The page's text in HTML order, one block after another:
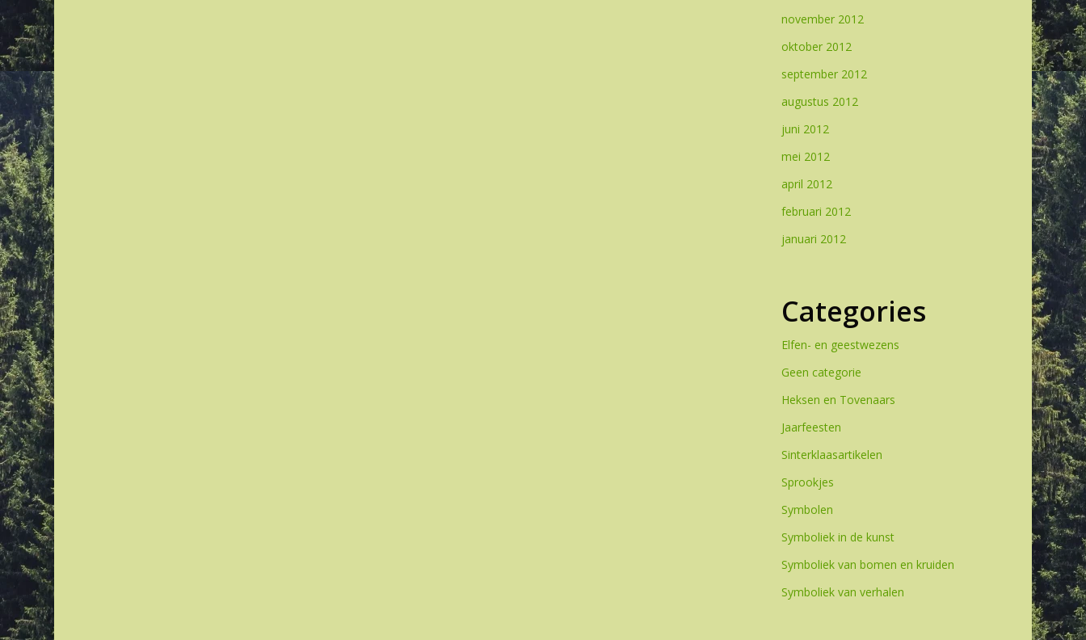
november 2012
oktober 2012
september 2012
augustus 2012
juni 2012
mei 2012
april 2012
februari 2012
januari 2012
Categories
Elfen- en geestwezens
Geen categorie
Heksen en Tovenaars
Jaarfeesten
Sinterklaasartikelen
Sprookjes
Symbolen
Symboliek in de kunst
Symboliek van bomen en kruiden
Symboliek van verhalen